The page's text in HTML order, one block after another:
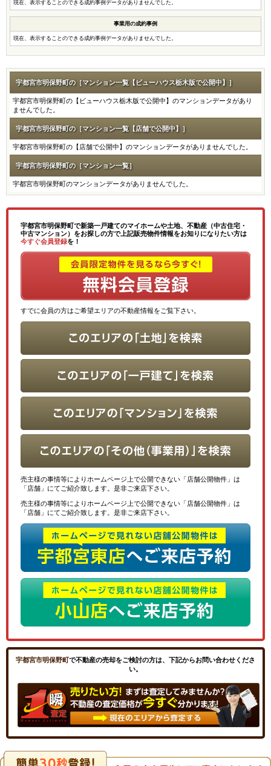
現在、表示することのできる成約事例データがありませんでした。
事業用の成約事例
現在、表示することのできる成約事例データがありませんでした。
宇都宮市明保野町の［マンション一覧【ビューハウス栃木版で公開中】］
宇都宮市明保野町の【ビューハウス栃木版で公開中】のマンションデータがあり
ませんでした。
宇都宮市明保野町の［マンション一覧【店舗で公開中】］
宇都宮市明保野町の【店舗で公開中】のマンションデータがありませんでした。
宇都宮市明保野町の［マンション一覧］
宇都宮市明保野町のマンションデータがありませんでした。
宇都宮市明保野町で新築一戸建てのマイホームや土地、不動産（中古住宅・
中古マンション）をお探しの方で上記販売物件情報をお知りになりたい方は
今すぐ会員登録を！
すでに会員の方はご希望エリアの不動産情報をご覧下さい。
売主様の事情等によりホームページ上で公開できない「店舗公開物件」は
「店舗」にてご紹介致します。是非ご来店下さい。
売主様の事情等によりホームページ上で公開できない「店舗公開物件」は
「店舗」にてご紹介致します。是非ご来店下さい。
宇都宮市明保野町で不動産の売却をご検討の方は、下記からお問い合わせくださ
い。